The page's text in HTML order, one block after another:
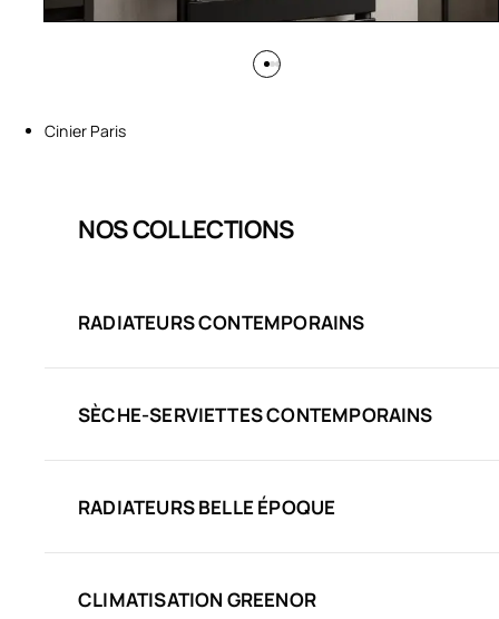
Cinier Paris
NOS COLLECTIONS
RADIATEURS CONTEMPORAINS
SÈCHE-SERVIETTES CONTEMPORAINS
RADIATEURS BELLE ÉPOQUE
CLIMATISATION GREENOR